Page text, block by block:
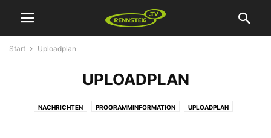
Start Uploadplan
UPLOADPLAN
NACHRICHTEN PROGRAMMINFORMATION UPLOADPLAN